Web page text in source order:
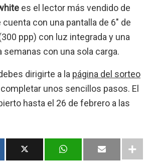
es el lector más vendido de
con una pantalla de 6″ de
ppp) con luz integrada y una
semanas con una sola carga.
dirigirte a la página del sorteo
unos sencillos pasos. El
hasta el 26 de febrero a las